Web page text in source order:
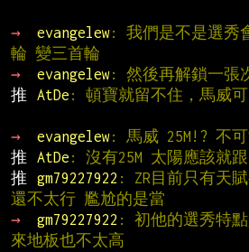
→
evangelew: 我們是不是選秀
輪 變三首輪
→
evangelew: 然後再解鎖一張
推
AtDe : 頓寶就留不住，馬威可
→
evangelew: 馬威 25M!? 不
推
AtDe : 沒有25M 太陽應該就
推
gm79227922 : ZR目前只有天
還不太行 尷尬的是當
→
gm79227922 : 初他的選秀特
來地板也不太高